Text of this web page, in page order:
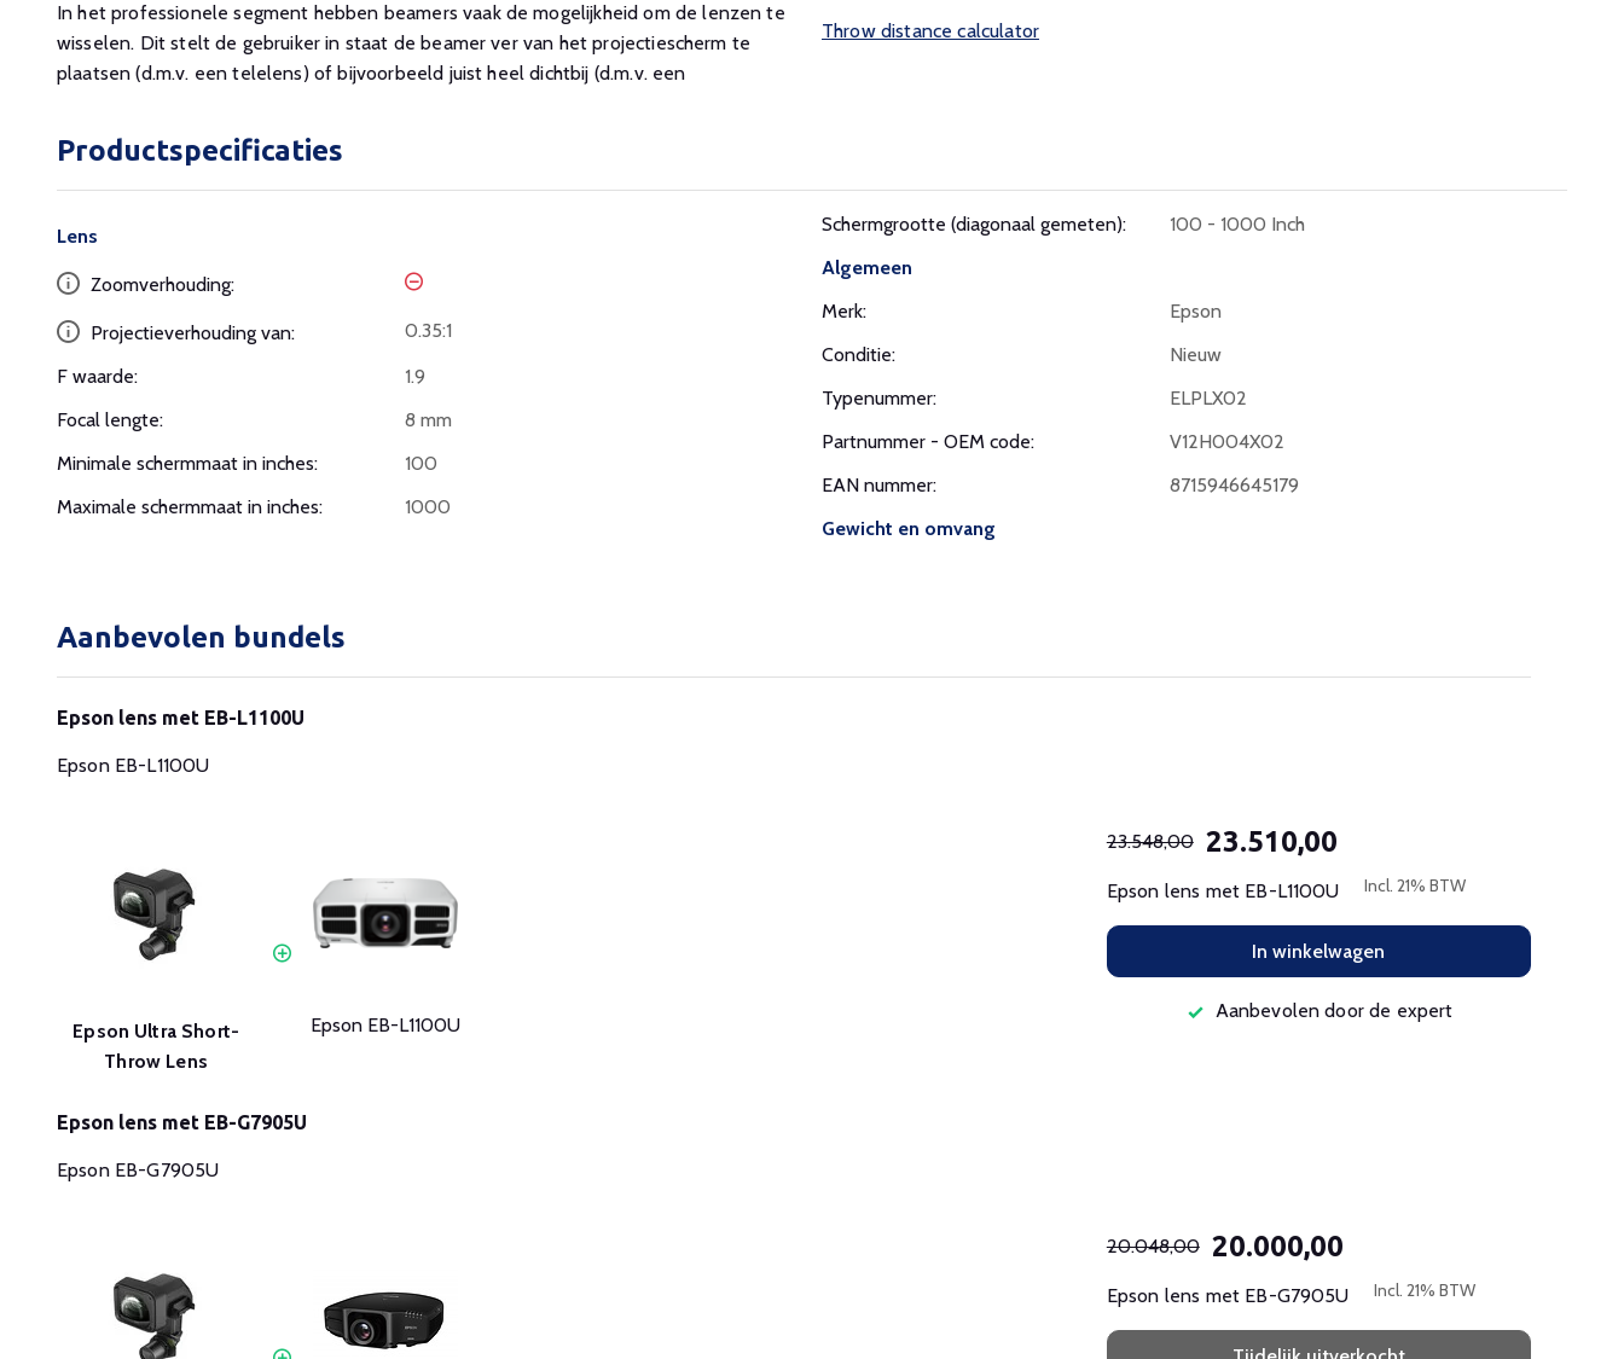
In het professionele segment hebben beamers vaak de mogelijkheid om de lenzen te
wisselen. Dit stelt de gebruiker in staat de beamer ver van het projectiescherm te
plaatsen (d.m.v. een telelens) of bijvoorbeeld juist heel dichtbij (d.m.v. een
Throw distance calculator
Productspecificaties
Lens
Zoomverhouding:
Projectieverhouding van:
0.35:1
F waarde:
1.9
Focal lengte:
8 mm
Minimale schermmaat in inches:
100
Maximale schermmaat in inches:
1000
Schermgrootte (diagonaal gemeten):
100 - 1000 Inch
Algemeen
Merk:
Epson
Conditie:
Nieuw
Typenummer:
ELPLX02
Partnummer - OEM code:
V12H004X02
EAN nummer:
8715946645179
Gewicht en omvang
Aanbevolen bundels
Epson lens met EB-L1100U
Epson EB-L1100U
Epson Ultra Short-
Throw Lens
Epson EB-L1100U
23.548,00 23.510,00
Epson lens met EB-L1100U Incl. 21% BTW
In winkelwagen
Aanbevolen door de expert
Epson lens met EB-G7905U
Epson EB-G7905U
20.048,00 20.000,00
Epson lens met EB-G7905U Incl. 21% BTW